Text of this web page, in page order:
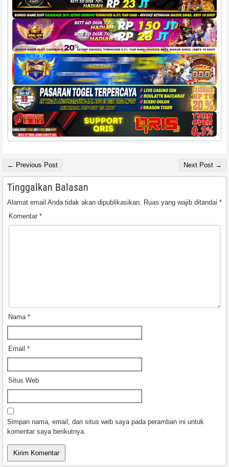
← Previous Post Next Post →
Tinggalkan Balasan
Alamat email Anda tidak akan dipublikasikan. Ruas yang wajib ditandai *
Komentar *
Nama *
Email *
Situs Web
Simpan nama, email, dan situs web saya pada peramban ini untuk
komentar saya berikutnya.